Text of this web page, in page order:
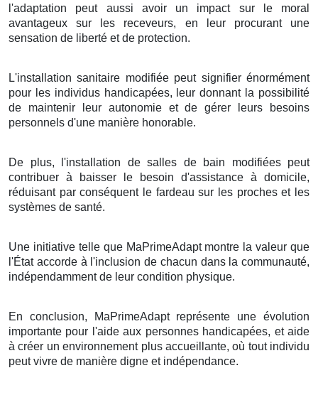
l'adaptation peut aussi avoir un impact sur le moral
avantageux sur les receveurs, en leur procurant une
sensation de liberté et de protection.
L'installation sanitaire modifiée peut signifier énormément
pour les individus handicapées, leur donnant la possibilité
de maintenir leur autonomie et de gérer leurs besoins
personnels d'une manière honorable.
De plus, l'installation de salles de bain modifiées peut
contribuer à baisser le besoin d'assistance à domicile,
réduisant par conséquent le fardeau sur les proches et les
systèmes de santé.
Une initiative telle que MaPrimeAdapt montre la valeur que
l'État accorde à l'inclusion de chacun dans la communauté,
indépendamment de leur condition physique.
En conclusion, MaPrimeAdapt représente une évolution
importante pour l'aide aux personnes handicapées, et aide
à créer un environnement plus accueillante, où tout individu
peut vivre de manière digne et indépendance.